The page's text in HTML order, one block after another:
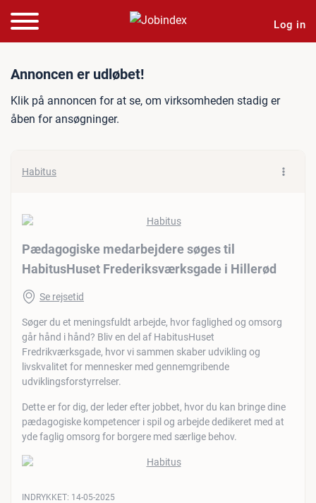
Log in
Jobannonce:
Annoncen er udløbet!
Klik på annoncen for at se, om virksomheden stadig er
åben for ansøgninger.
Habitus
Pædagogiske medarbejdere søges til
HabitusHuset Frederiksværksgade i Hillerød
Se rejsetid
Søger du et meningsfuldt arbejde, hvor faglighed og omsorg
går hånd i hånd? Bliv en del af HabitusHuset
Fredrikværksgade, hvor vi sammen skaber udvikling og
livskvalitet for mennesker med gennemgribende
udviklingsforstyrrelser.
Dette er for dig, der leder efter jobbet, hvor du kan bringe dine
pædagogiske kompetencer i spil og arbejde dedikeret med at
yde faglig omsorg for borgere med særlige behov.
INDRYKKET: 14-05-2025